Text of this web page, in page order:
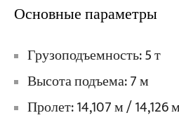
Основные параметры
Грузоподъемность: 5 т
Высота подъема: 7 м
Пролет: 14,107 м / 14,126 м